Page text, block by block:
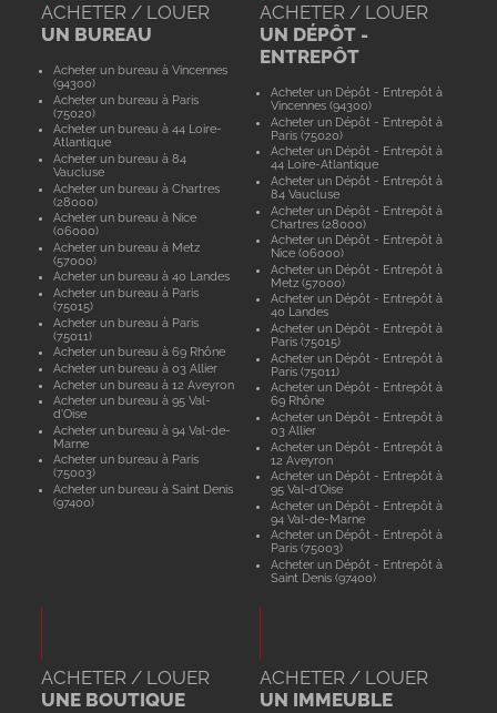
ACHETER / LOUER
UN BUREAU
Acheter un bureau à Vincennes
(94300)
Acheter un bureau à Paris
(75020)
Acheter un bureau à 44 Loire-
Atlantique
Acheter un bureau à 84
Vaucluse
Acheter un bureau à Chartres
(28000)
Acheter un bureau à Nice
(06000)
Acheter un bureau à Metz
(57000)
Acheter un bureau à 40 Landes
Acheter un bureau à Paris
(75015)
Acheter un bureau à Paris
(75011)
Acheter un bureau à 69 Rhône
Acheter un bureau à 03 Allier
Acheter un bureau à 12 Aveyron
Acheter un bureau à 95 Val-
d'Oise
Acheter un bureau à 94 Val-de-
Marne
Acheter un bureau à Paris
(75003)
Acheter un bureau à Saint Denis
(97400)
ACHETER / LOUER
UN DÉPÔT -
ENTREPÔT
Acheter un Dépôt - Entrepôt à
Vincennes (94300)
Acheter un Dépôt - Entrepôt à
Paris (75020)
Acheter un Dépôt - Entrepôt à
44 Loire-Atlantique
Acheter un Dépôt - Entrepôt à
84 Vaucluse
Acheter un Dépôt - Entrepôt à
Chartres (28000)
Acheter un Dépôt - Entrepôt à
Nice (06000)
Acheter un Dépôt - Entrepôt à
Metz (57000)
Acheter un Dépôt - Entrepôt à
40 Landes
Acheter un Dépôt - Entrepôt à
Paris (75015)
Acheter un Dépôt - Entrepôt à
Paris (75011)
Acheter un Dépôt - Entrepôt à
69 Rhône
Acheter un Dépôt - Entrepôt à
03 Allier
Acheter un Dépôt - Entrepôt à
12 Aveyron
Acheter un Dépôt - Entrepôt à
95 Val-d'Oise
Acheter un Dépôt - Entrepôt à
94 Val-de-Marne
Acheter un Dépôt - Entrepôt à
Paris (75003)
Acheter un Dépôt - Entrepôt à
Saint Denis (97400)
ACHETER / LOUER
UNE BOUTIQUE
ACHETER / LOUER
UN IMMEUBLE